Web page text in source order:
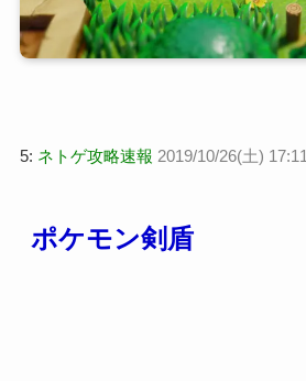
5: ネトゲ攻略速報 2019/10/26(土)
ポケモン剣盾